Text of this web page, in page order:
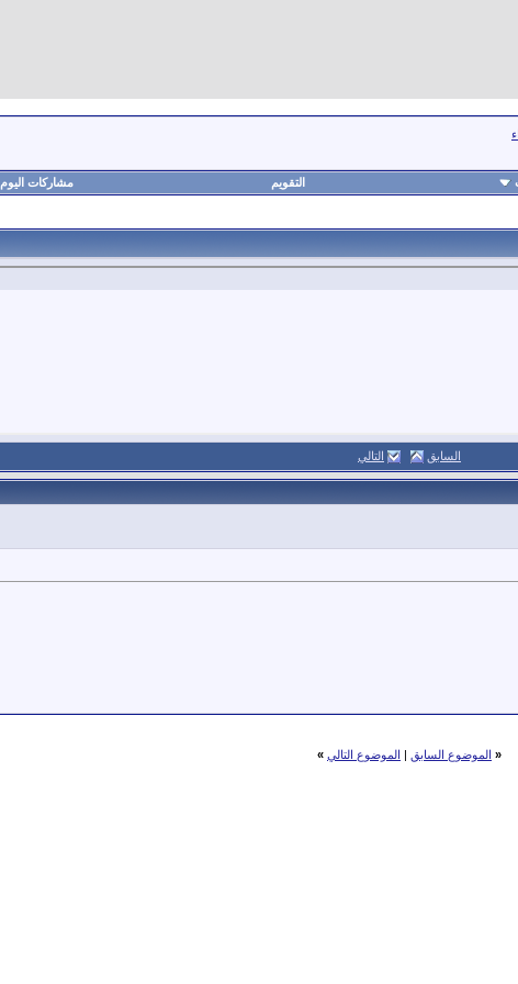
التقويم مشاركات اليوم
السابق التالي
« الموضوع السابق | الموضوع التالي »